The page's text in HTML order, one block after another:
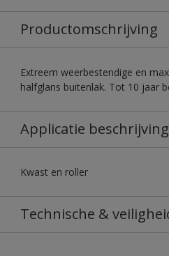
Productomschrijving
Extreem weerbestendige en
halfglans buitenlak. Tot 10 jaar
Applicatie beschrijving
Kwast en roller
Technische &